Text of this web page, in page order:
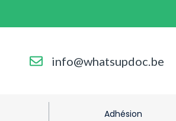
info@whatsupdoc.be
Adhésion